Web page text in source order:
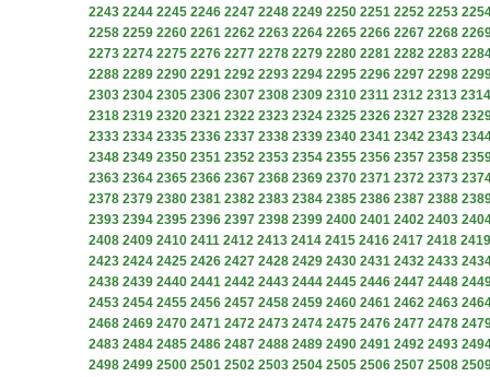
2243 2244 2245 2246 2247 2248 2249 2250 2251 2252 2253
2258 2259 2260 2261 2262 2263 2264 2265 2266 2267 2268
2273 2274 2275 2276 2277 2278 2279 2280 2281 2282 2283
2288 2289 2290 2291 2292 2293 2294 2295 2296 2297 2298
2303 2304 2305 2306 2307 2308 2309 2310 2311 2312 2313 2314
2318 2319 2320 2321 2322 2323 2324 2325 2326 2327 2328
2333 2334 2335 2336 2337 2338 2339 2340 2341 2342 2343
2348 2349 2350 2351 2352 2353 2354 2355 2356 2357 2358
2363 2364 2365 2366 2367 2368 2369 2370 2371 2372 2373
2378 2379 2380 2381 2382 2383 2384 2385 2386 2387 2388
2393 2394 2395 2396 2397 2398 2399 2400 2401 2402 2403
2408 2409 2410 2411 2412 2413 2414 2415 2416 2417 2418 2419
2423 2424 2425 2426 2427 2428 2429 2430 2431 2432 2433
2438 2439 2440 2441 2442 2443 2444 2445 2446 2447 2448
2453 2454 2455 2456 2457 2458 2459 2460 2461 2462 2463
2468 2469 2470 2471 2472 2473 2474 2475 2476 2477 2478
2483 2484 2485 2486 2487 2488 2489 2490 2491 2492 2493
2498 2499 2500 2501 2502 2503 2504 2505 2506 2507 2508